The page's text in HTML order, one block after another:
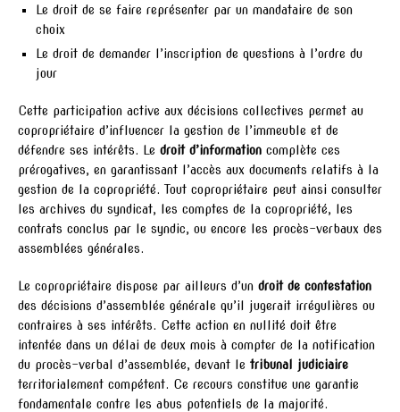
Le droit de se faire représenter par un mandataire de son
choix
Le droit de demander l’inscription de questions à l’ordre du
jour
Cette participation active aux décisions collectives permet au
copropriétaire d’influencer la gestion de l’immeuble et de
défendre ses intérêts. Le droit d’information complète ces
prérogatives, en garantissant l’accès aux documents relatifs à la
gestion de la copropriété. Tout copropriétaire peut ainsi consulter
les archives du syndicat, les comptes de la copropriété, les
contrats conclus par le syndic, ou encore les procès-verbaux des
assemblées générales.
Le copropriétaire dispose par ailleurs d’un droit de contestation
des décisions d’assemblée générale qu’il jugerait irrégulières ou
contraires à ses intérêts. Cette action en nullité doit être
intentée dans un délai de deux mois à compter de la notification
du procès-verbal d’assemblée, devant le tribunal judiciaire
territorialement compétent. Ce recours constitue une garantie
fondamentale contre les abus potentiels de la majorité.